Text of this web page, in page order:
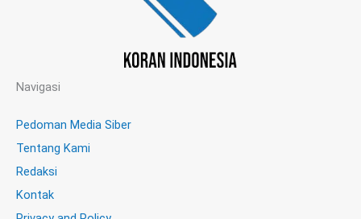
Navigasi
Pedoman Media Siber
Tentang Kami
Redaksi
Kontak